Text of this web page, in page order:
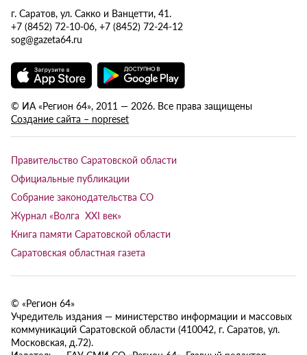
г. Саратов, ул. Сакко и Ванцетти, 41.
+7 (8452) 72-10-06, +7 (8452) 72-24-12
sog@gazeta64.ru
© ИА «Регион 64», 2011 — 2026. Все права защищены
Создание сайта – nopreset
Правительство Саратовской области
Официальные публикации
Собрание законодательства СО
Журнал «Волга XXI век»
Книга памяти Саратовской области
Саратовская областная газета
© «Регион 64»
Учредитель издания — министерство информации и массовых
коммуникаций Саратовской области (410042, г. Саратов, ул.
Московская, д.72).